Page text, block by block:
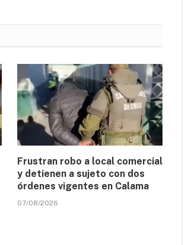
Frustran robo a local comercial
y detienen a sujeto con dos
órdenes vigentes en Calama
07/08/2026